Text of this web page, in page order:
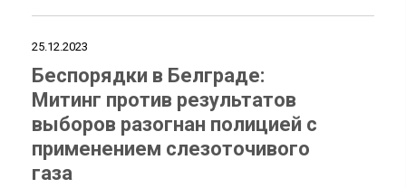
25.12.2023
Беспорядки в Белграде:
Митинг против результатов
выборов разогнан полицией с
применением слезоточивого
газа